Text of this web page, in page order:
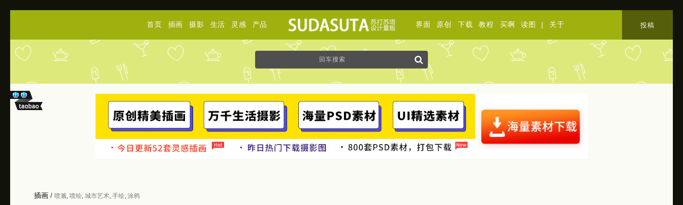
首页 插画 摄影 生活 灵感 产品 界面 原创 下载 教程 买啊 读图 | 关于 投稿
插画 / 喷溅 喷绘 城市艺术 手绘 涂鸦